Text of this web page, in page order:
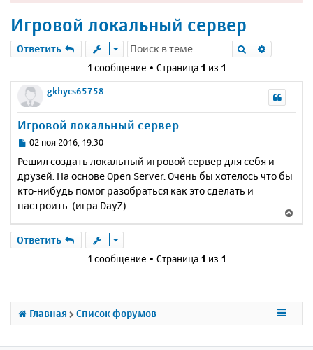
Игровой локальный сервер
Ответить Поиск
1 сообщение • Страница 1 из 1
gkhycs65758
Игровой локальный сервер
С
о
б
щ
е
и
е
02 ноя 2016, 19:30
Решил создать локальный игровой сервер для себя и
друзей. На основе Open Server. Очень бы хотелось что бы
кто-нибудь помог разобраться как это сделать и
настроить. (игра DayZ)
е
с
н
Ответить
1 сообщение • Страница 1 из 1
Главная Список форумов